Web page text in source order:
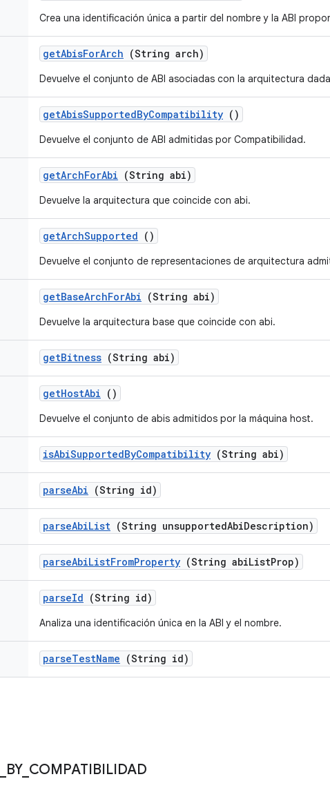
Crea una identificación única a partir del nombre y la ABI
getAbisForArch (String arch)
Devuelve el conjunto de ABI asociadas con la arquitectura
getAbisSupportedByCompatibility ()
Devuelve el conjunto de ABI admitidas por Compatibilidad.
getArchForAbi (String abi)
Devuelve la arquitectura que coincide con abi.
getArchSupported ()
Devuelve el conjunto de representaciones de arquitectura
getBaseArchForAbi (String abi)
Devuelve la arquitectura base que coincide con abi.
getBitness (String abi)
getHostAbi ()
Devuelve el conjunto de abis admitidos por la máquina host.
isAbiSupportedByCompatibility (String abi)
parseAbi (String id)
parseAbiList (String unsupportedAbiDescription)
parseAbiListFromProperty (String abiListProp)
parseId (String id)
Analiza una identificación única en la ABI y el nombre.
parseTestName (String id)
BY_ COMPATIBILIDAD